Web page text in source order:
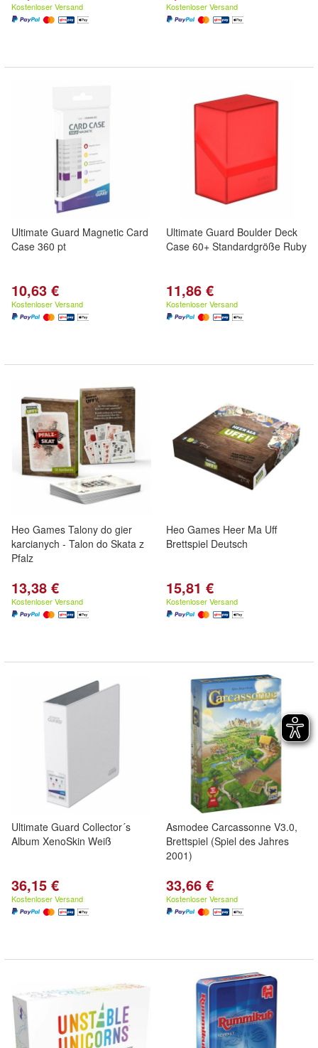
Kostenloser Versand Kostenloser Versand
Ultimate Guard Magnetic Card
Case 360 pt
10,63 €
Kostenloser Versand
Ultimate Guard Boulder Deck
Case 60+ Standardgröße Ruby
11,86 €
Kostenloser Versand
Heo Games Talony do gier
karcianych - Talon do Skata z
Pfalz
13,38 €
Kostenloser Versand
Heo Games Heer Ma Uff
Brettspiel Deutsch
15,81 €
Kostenloser Versand
Ultimate Guard Collector´s
Album XenoSkin Weiß
36,15 €
Kostenloser Versand
Asmodee Carcassonne V3.0,
Brettspiel (Spiel des Jahres
2001)
33,66 €
Kostenloser Versand